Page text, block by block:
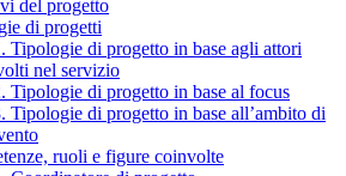
del progetto
di progetti
Tipologie di progetto in base agli attori
nel servizio
Tipologie di progetto in base al focus
Tipologie di progetto in base all’ambito di
ruoli e figure coinvolte